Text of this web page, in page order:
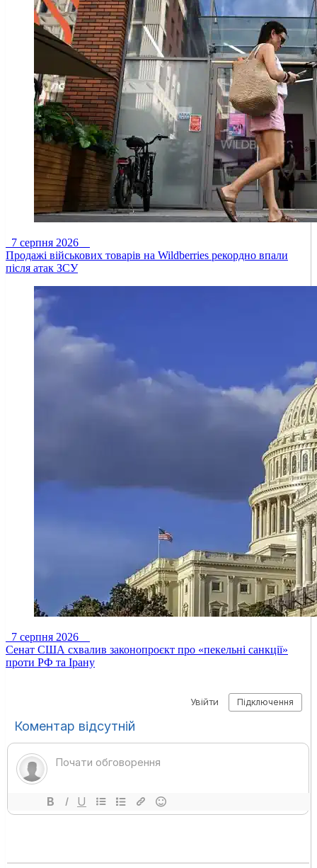
7 серпня 2026
Продажі військових товарів на Wildberries рекордно впали
після атак ЗСУ
7 серпня 2026
Сенат США схвалив законопроєкт про «пекельні санкції»
проти РФ та Ірану